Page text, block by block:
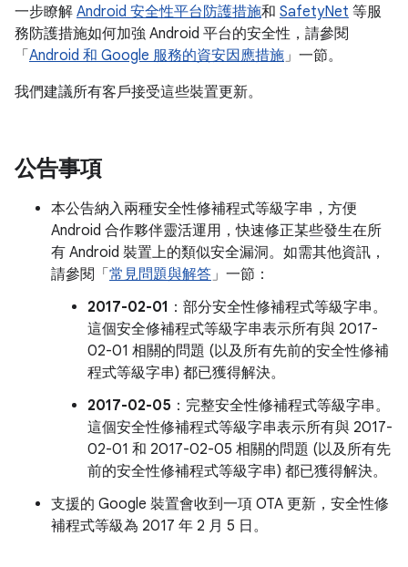
一步瞭解 Android 安全性平台防護措施和 SafetyNet 等服
務防護措施如何加強 Android 平台的安全性，請參閱
「 Android 和 Google 服務的資安因應措施」一節。
我們建議所有客戶接受這些裝置更新。
公告事項
本公告納入兩種安全性修補程式等級字串，方便
Android 合作夥伴靈活運用，快速修正某些發生在所
有 Android 裝置上的類似安全漏洞。如需其他資訊，
請參閱「 常見問題與解答」一節：
2017-02-01 ：部分安全性修補程式等級字串。
這個安全修補程式等級字串表示所有與 2017-
02-01 相關的問題 (以及所有先前的安全性修補
程式等級字串) 都已獲得解決。
2017-02-05 ：完整安全性修補程式等級字串。
這個安全性修補程式等級字串表示所有與 2017-
02-01 和 2017-02-05 相關的問題 (以及所有先
前的安全性修補程式等級字串) 都已獲得解決。
支援的 Google 裝置會收到一項 OTA 更新，安全性修
補程式等級為 2017 年 2 月 5 日。